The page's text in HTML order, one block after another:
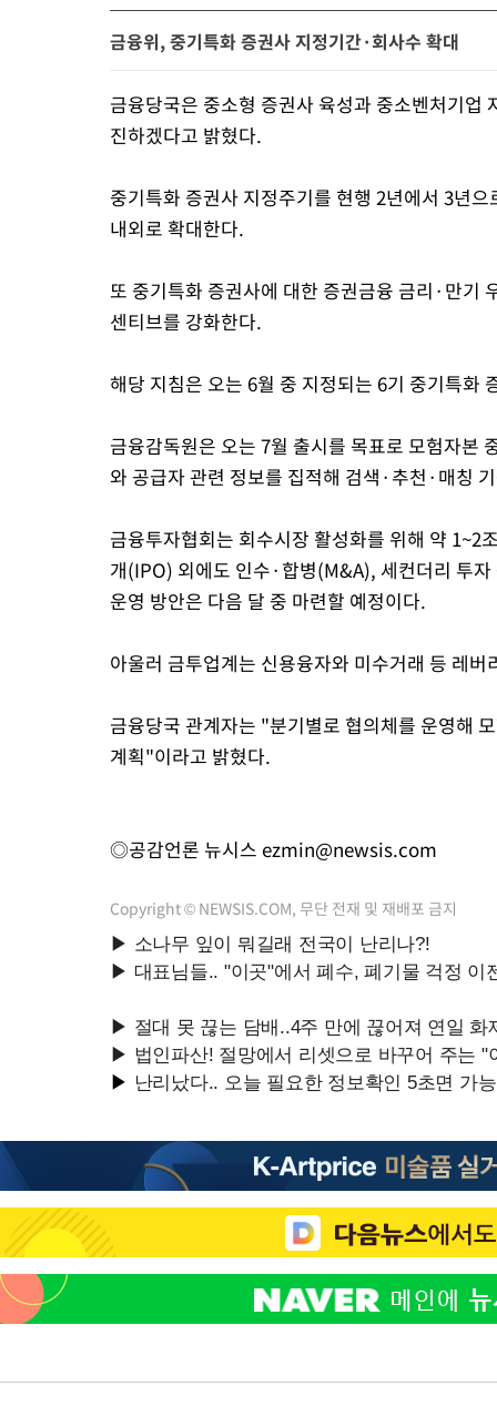
금융위, 중기특화 증권사 지정기간·회사수 확대
금융당국은 중소형 증권사 육성과 중소벤처기업
진하겠다고 밝혔다.
중기특화 증권사 지정주기를 현행 2년에서 3년
내외로 확대한다.
또 중기특화 증권사에 대한 증권금융 금리·만기
센티브를 강화한다.
해당 지침은 오는 6월 중 지정되는 6기 중기특화
금융감독원은 오는 7월 출시를 목표로 모험자본
와 공급자 관련 정보를 집적해 검색·추천·매칭
금융투자협회는 회수시장 활성화를 위해 약 1~2
개(IPO) 외에도 인수·합병(M&A), 세컨더리 투
운영 방안은 다음 달 중 마련할 예정이다.
아울러 금투업계는 신용융자와 미수거래 등 레
금융당국 관계자는 "분기별로 협의체를 운영해
계획"이라고 밝혔다.
◎공감언론 뉴시스 ezmin@newsis.com
Copyright © NEWSIS.COM, 무단 전재 및 재배포 금지